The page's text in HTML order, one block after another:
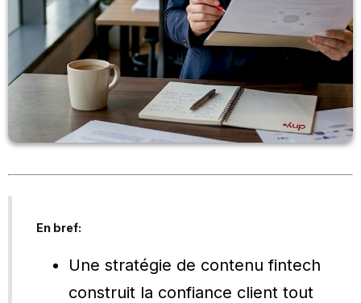
En bref:
Une stratégie de contenu fintech
construit la confiance client tout